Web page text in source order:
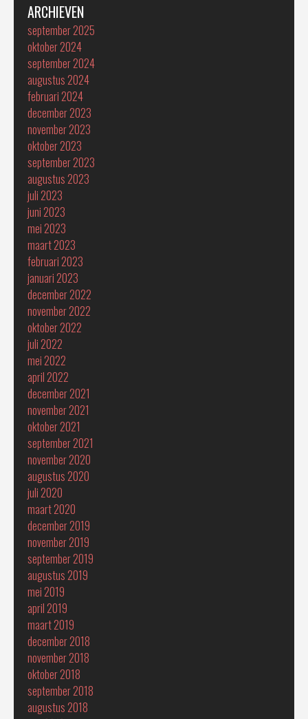
ARCHIEVEN
september 2025
oktober 2024
september 2024
augustus 2024
februari 2024
december 2023
november 2023
oktober 2023
september 2023
augustus 2023
juli 2023
juni 2023
mei 2023
maart 2023
februari 2023
januari 2023
december 2022
november 2022
oktober 2022
juli 2022
mei 2022
april 2022
december 2021
november 2021
oktober 2021
september 2021
november 2020
augustus 2020
juli 2020
maart 2020
december 2019
november 2019
september 2019
augustus 2019
mei 2019
april 2019
maart 2019
december 2018
november 2018
oktober 2018
september 2018
augustus 2018